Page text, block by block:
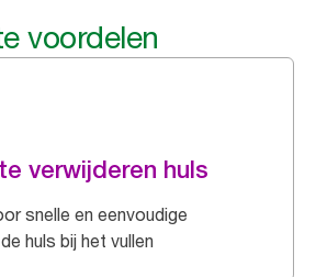
voordelen
verwijderen huls
snelle en eenvoudige
huls bij het vullen